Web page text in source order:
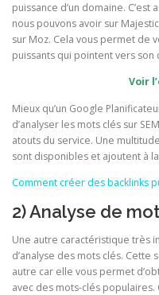
puissance d’un domaine.
nous pouvons avoir sur
sur Moz. Cela vous permet de
puissants qui pointent vers son
Voir
Mieux qu’un Google
d’analyser les mots clés sur
atouts du service. Une
sont disponibles et ajoutent à
Comment créer des backlinks
2) Analyse de
Une autre caractéristique très
d’analyse des mots clés.
autre car elle vous permet
avec des mots-clés